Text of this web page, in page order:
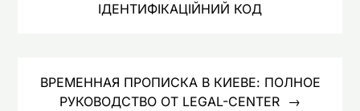
ІДЕНТИФІКАЦІЙНИЙ КОД
ВРЕМЕННАЯ ПРОПИСКА В КИЕВЕ: ПОЛНОЕ
РУКОВОДСТВО ОТ LEGAL-CENTER